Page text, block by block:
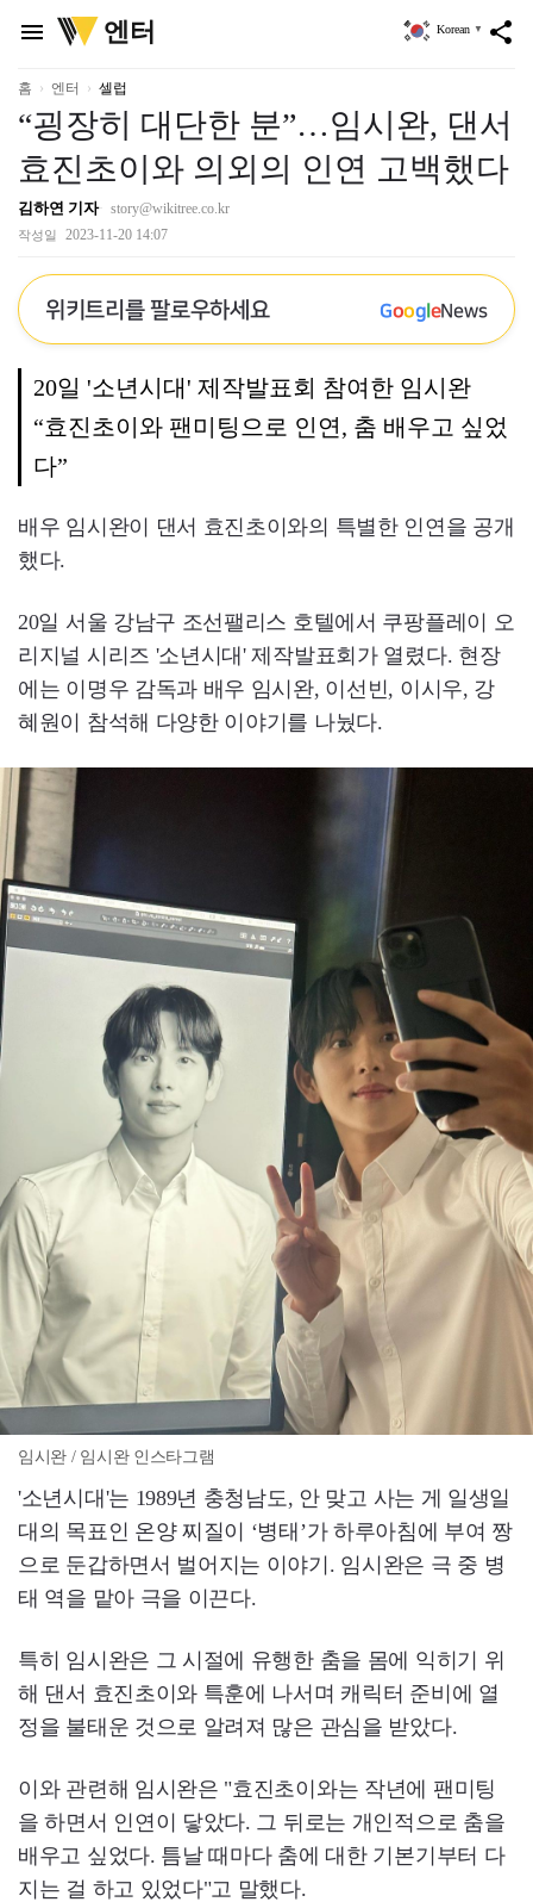
menu
위
키
리
엔터 share
Korean ▼
홈 엔터 셀럽
“굉장히 대단한 분”…임시완, 댄서
효진초이와 의외의 인연 고백했다
김하연 기자 story@wikitree.co.kr
작성일 2023-11-20 14:07
위키트리를 팔로우하세요 GoogleNews
20일 '소년시대' 제작발표회 참여한 임시완
“효진초이와 팬미팅으로 인연, 춤 배우고 싶었
다”
배우 임시완이 댄서 효진초이와의 특별한 인연을 공개
했다.
20일 서울 강남구 조선팰리스 호텔에서 쿠팡플레이 오
리지널 시리즈 '소년시대' 제작발표회가 열렸다. 현장
에는 이명우 감독과 배우 임시완, 이선빈, 이시우, 강
혜원이 참석해 다양한 이야기를 나눴다.
임시완 / 임시완 인스타그램
'소년시대'는 1989년 충청남도, 안 맞고 사는 게 일생일
대의 목표인 온양 찌질이 ‘병태’가 하루아침에 부여 짱
으로 둔갑하면서 벌어지는 이야기. 임시완은 극 중 병
태 역을 맡아 극을 이끈다.
특히 임시완은 그 시절에 유행한 춤을 몸에 익히기 위
해 댄서 효진초이와 특훈에 나서며 캐릭터 준비에 열
정을 불태운 것으로 알려져 많은 관심을 받았다.
이와 관련해 임시완은 "효진초이와는 작년에 팬미팅
을 하면서 인연이 닿았다. 그 뒤로는 개인적으로 춤을
배우고 싶었다. 틈날 때마다 춤에 대한 기본기부터 다
지는 걸 하고 있었다"고 말했다.